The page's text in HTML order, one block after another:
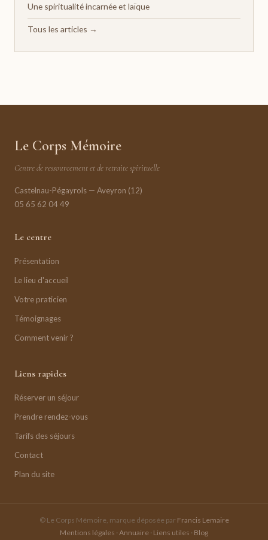
Une spiritualité incarnée et laïque
Tous les articles →
Le Corps Mémoire
Centre de ressourcement et de retraite spirituelle
Castelnau-Pégayrols — Aveyron (12)
05 65 62 04 49
Le centre
Présentation
Le lieu d'accueil
Votre praticien
Témoignages
Comment venir ?
Liens rapides
Réserver un séjour
Prendre rendez-vous
Tarifs des séjours
Contact
Plan du site
© Le Corps Mémoire, marque déposée par Francis Lemaire
Mentions légales · Annuaire · Liens utiles · Blog